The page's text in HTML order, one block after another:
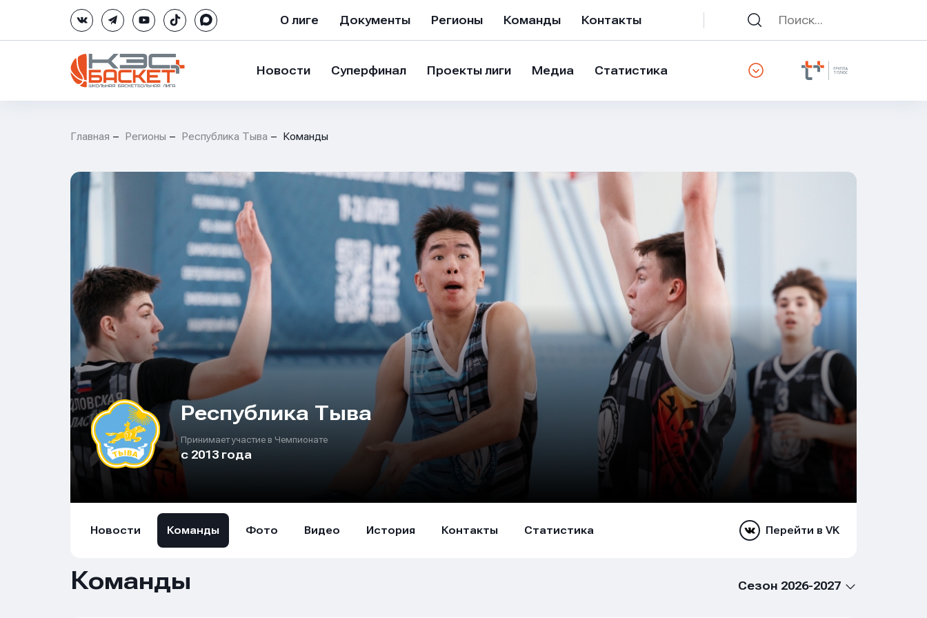
О лиге Документы Регионы Команды Контакты
Новости Суперфинал Проекты лиги Медиа Статистика
Главная Регионы Республика Тыва Команды
Республика Тыва
Принимает участие в Чемпионате
с 2013 года
Новости Команды Фото Видео История Контакты Статистика Перейти в VK
Команды Сезон 2026-2027